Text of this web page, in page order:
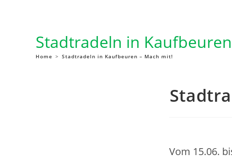
Stadtradeln in
Home > Stadtradeln in Kaufbeuren – Mach mit!
Vom 15.06.